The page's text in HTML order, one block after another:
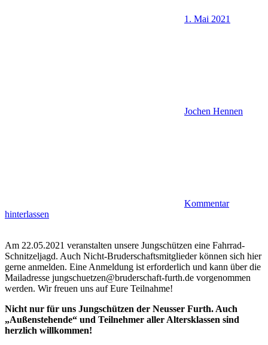
1. Mai 2021
Jochen Hennen
Kommentar
hinterlassen
Am 22.05.2021 veranstalten unsere Jungschützen eine Fahrrad-
Schnitzeljagd. Auch Nicht-Bruderschaftsmitglieder können sich hier
gerne anmelden. Eine Anmeldung ist erforderlich und kann über die
Mailadresse jungschuetzen@bruderschaft-furth.de vorgenommen
werden. Wir freuen uns auf Eure Teilnahme!
Nicht nur für uns Jungschützen der Neusser Furth. Auch
„Außenstehende“ und Teilnehmer aller Altersklassen sind
herzlich willkommen!